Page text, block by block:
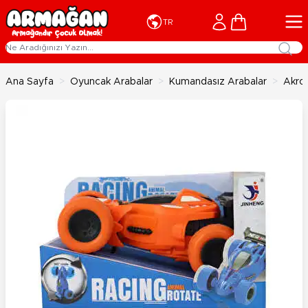
İçeriğe geç
TR Cart
Ana Sayfa > Oyuncak Arabalar > Kumandasız Arabalar >